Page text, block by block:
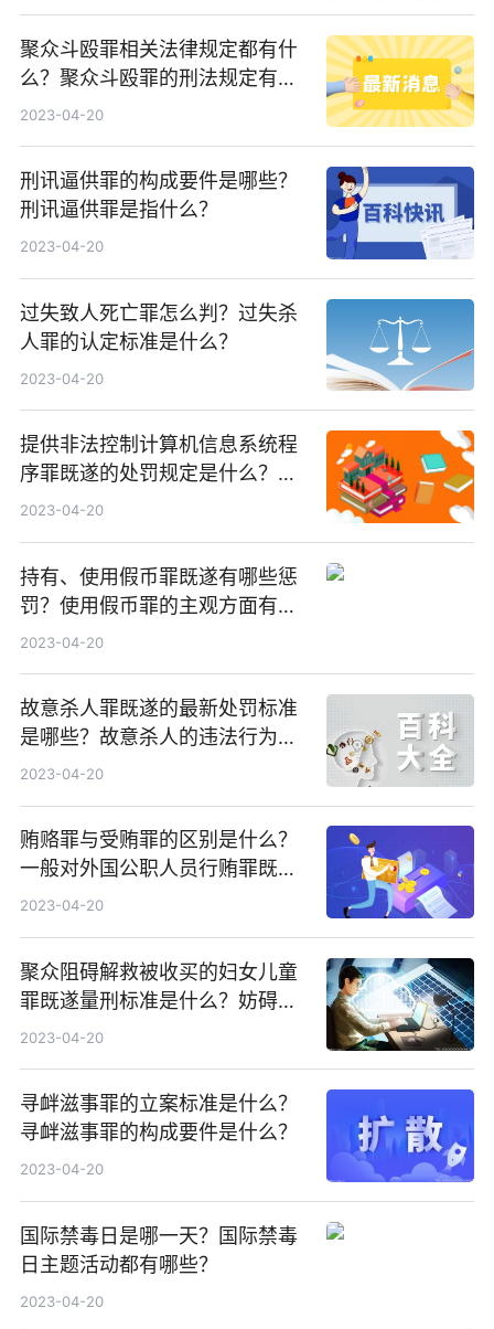
聚众斗殴罪相关法律规定都有什
么？聚众斗殴罪的刑法规定有哪
些？
2023-04-20
刑讯逼供罪的构成要件是哪些？
刑讯逼供罪是指什么？
2023-04-20
过失致人死亡罪怎么判？过失杀
人罪的认定标准是什么？
2023-04-20
提供非法控制计算机信息系统程
序罪既遂的处罚规定是什么？提
供非法控制计算机信息系统程序
2023-04-20
持有、使用假币罪既遂有哪些惩
罚？使用假币罪的主观方面有什
么内容？
2023-04-20
故意杀人罪既遂的最新处罚标准
是哪些？故意杀人的违法行为的
认定条件有哪些？
2023-04-20
贿赂罪与受贿罪的区别是什么？
一般对外国公职人员行贿罪既遂
是怎么量刑的？
2023-04-20
聚众阻碍解救被收买的妇女儿童
罪既遂量刑标准是什么？妨碍公
务罪处罚的法律依据是什么？
2023-04-20
寻衅滋事罪的立案标准是什么？
寻衅滋事罪的构成要件是什么？
2023-04-20
国际禁毒日是哪一天？国际禁毒
日主题活动都有哪些？
2023-04-20